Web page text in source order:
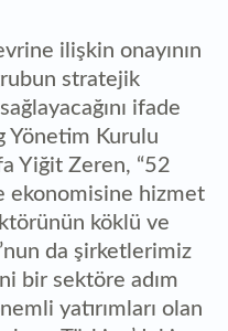
ilişkin onayının
stratejik
ifade
Yönetim Kurulu
Yiğit Zeren, “52
ekonomisine hizmet
köklü ve
da şirketlerimiz
bir sektöre adım
yatırımları olan